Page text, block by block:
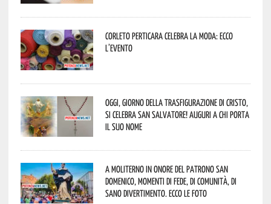
Corleto Perticara celebra la moda: ecco
l’evento
Oggi, giorno della Trasfigurazione di Cristo,
si celebra San Salvatore! Auguri a chi porta
il suo nome
A Moliterno in onore del Patrono San
Domenico, momenti di fede, di comunità, di
sano divertimento. Ecco le foto